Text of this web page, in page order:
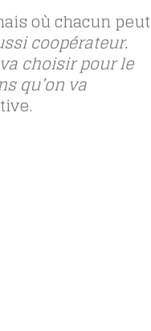
où chacun peut
coopérateur.
choisir pour le
qu’on va